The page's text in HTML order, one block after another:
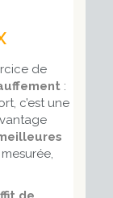
de
:
c’est une